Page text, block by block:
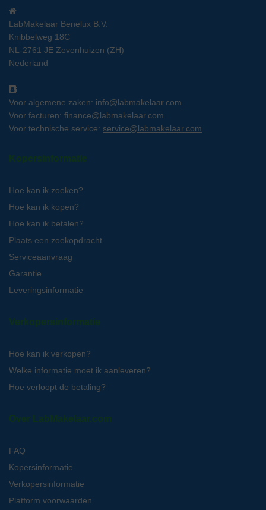
LabMakelaar Benelux B.V.
Knibbelweg 18C
NL-2761 JE Zevenhuizen (ZH)
Nederland
Voor algemene zaken: info@labmakelaar.com
Voor facturen: finance@labmakelaar.com
Voor technische service: service@labmakelaar.com
Kopersinformatie
Hoe kan ik zoeken?
Hoe kan ik kopen?
Hoe kan ik betalen?
Plaats een zoekopdracht
Serviceaanvraag
Garantie
Leveringsinformatie
Verkopersinformatie
Hoe kan ik verkopen?
Welke informatie moet ik aanleveren?
Hoe verloopt de betaling?
Over LabMakelaar.com
FAQ
Kopersinformatie
Verkopersinformatie
Platform voorwaarden